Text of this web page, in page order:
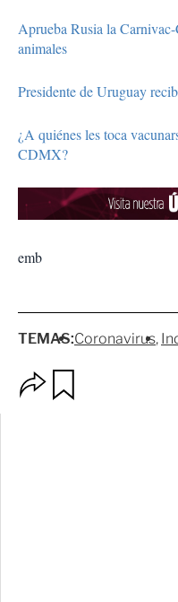
Aprueba Rusia la
animales
Presidente de Uruguay
¿A quiénes les toca
CDMX?
emb
TEMAS:Coronavirus
p